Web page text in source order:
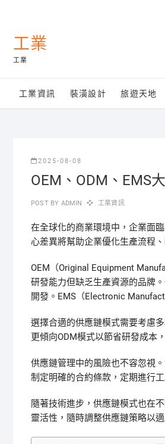
content工業
工業
工業資訊 裝潢設計 旅遊天地
2025-08-08
OEM、ODM、EMS
POST BY ADMIN 工業資訊
在全球化的商業環境中，企業面
心差異將幫助企業優化生產流程
OEM（Original Equipment
研發能力但缺乏生產資源的品牌
開發。EMS（Electronic
選擇合適的供應鏈模式需要考慮
更傾向ODM模式以節省研發成本
供應鏈管理中的風險也不容忽視
制定明確的合約條款，定期進行
隨著技術進步，供應鏈模式也在
靈活性，隨時調整供應鏈策略以